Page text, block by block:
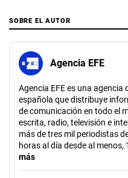
SOBRE EL AUTOR
Agencia EFE
Agencia EFE es una agencia
española que distribuye
de comunicación en todo el
escrita, radio, televisión e
más de tres mil periodistas
horas al día desde al
más